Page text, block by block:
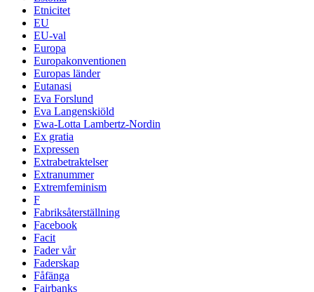
Etnicitet
EU
EU-val
Europa
Europakonventionen
Europas länder
Eutanasi
Eva Forslund
Eva Langenskiöld
Ewa-Lotta Lambertz-Nordin
Ex gratia
Expressen
Extrabetraktelser
Extranummer
Extremfeminism
F
Fabriksåterställning
Facebook
Facit
Fader vår
Faderskap
Fåfänga
Fairbanks